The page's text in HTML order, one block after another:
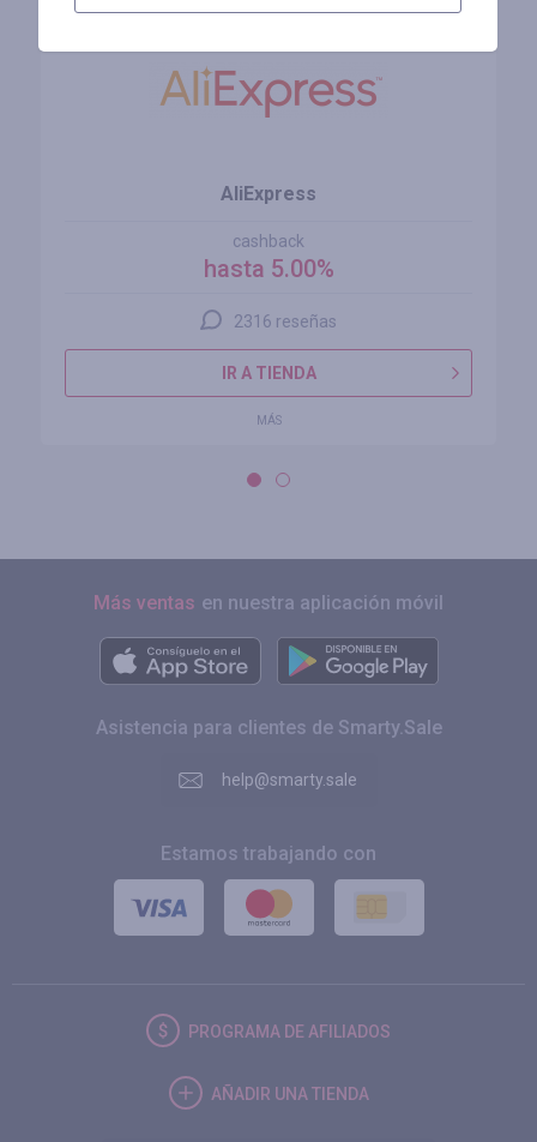
AliExpress
cashback
hasta 5.00%
2316 reseñas
IR A TIENDA
MÁS
Más ventas en nuestra aplicación móvil
Asistencia para clientes de Smarty.Sale
help@smarty.sale
Estamos trabajando con
PROGRAMA DE AFILIADOS
AÑADIR UNA TIENDA